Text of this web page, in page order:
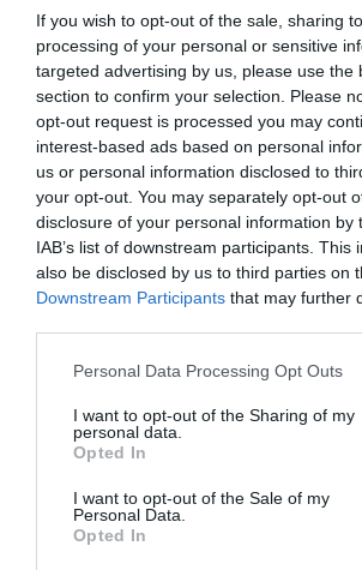
If you wish to opt-out of the sale, sharing
processing of your personal or sensitive
targeted advertising by us, please use the
section to confirm your selection. Please
opt-out request is processed you may
interest-based ads based on personal
us or personal information disclosed to
your opt-out. You may separately opt-out
disclosure of your personal information by
IAB’s list of downstream participants. This
also be disclosed by us to third parties on
Downstream Participants that may further
Personal Data Processing Opt Outs
I want to opt-out of the Sharing of my
personal data.
Opted In
I want to opt-out of the Sale of my
Personal Data.
Opted In
DERNIERS
Aviationa commenté l'article :
Pointe‑à‑Pitre – Panama City : Air France
Pont aérien: chevilles enflées!a commenté
Pointe‑à‑Pitre – Panama City : Air France